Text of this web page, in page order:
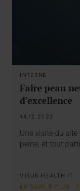
INTERNE
Faire peau
d’excellence
14.12.2022
Une visite du site
peine, et tout
VISUS HEALTH IT
EN SAVOIR PLUS